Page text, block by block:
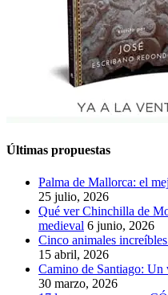
Últimas propuestas
Palma de Mallorca: el
25 julio, 2026
Qué ver Chinchilla de
medieval 6 junio, 2026
Cinco animales
15 abril, 2026
Camino de Santiago: Un
30 marzo, 2026